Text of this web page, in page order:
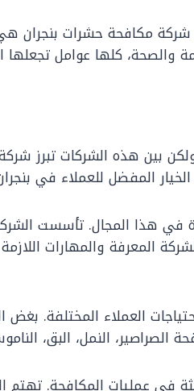
مكافحة حشرات بنجران هي
والصحة، كلها عوامل
بين هذه الشركات تبرز
المفضل للعملاء في
في هذا المجال. تأسست
المعرفة والمهارات
العملاء المختلفة.
النمل، البق،
في عمليات المكافحة. تهتم